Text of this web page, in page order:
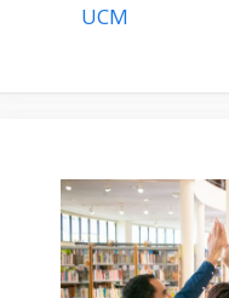
UCM